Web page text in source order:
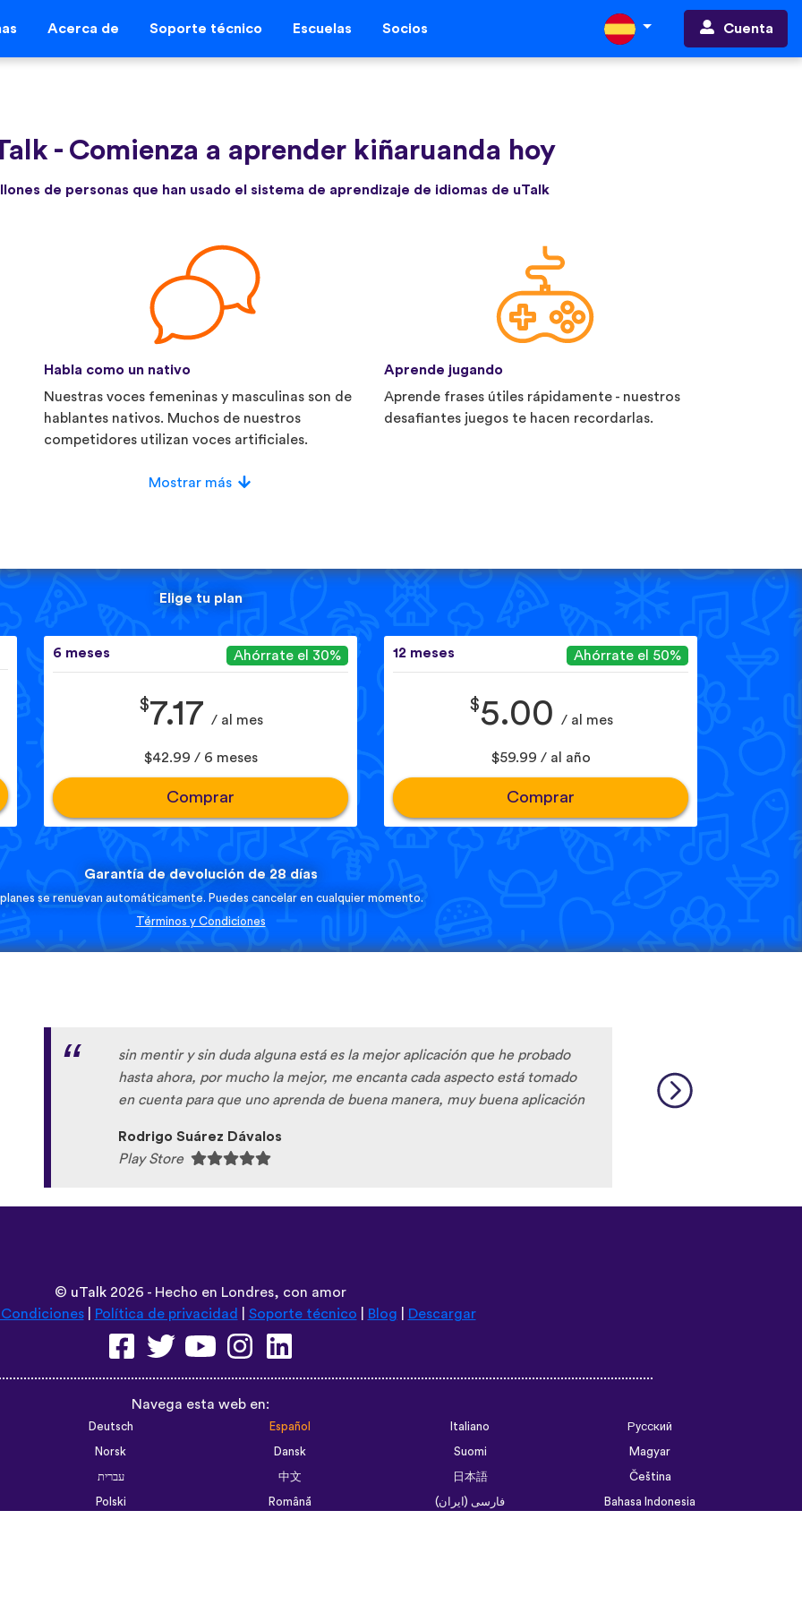
Acerca de Soporte técnico Escuelas Socios Cuenta
- Comienza a aprender kiñaruanda hoy
de personas que han usado el sistema de aprendizaje de idiomas de uTalk
Habla como un nativo
Nuestras voces femeninas y masculinas son de
hablantes nativos. Muchos de nuestros
competidores utilizan voces artificiales.
Aprende jugando
Aprende frases útiles rápidamente - nuestros
desafiantes juegos te hacen recordarlas.
Mostrar más
Elige tu plan
6 meses Ahórrate el 30%
$7.17 / al mes
$42.99 / 6 meses
Comprar
12 meses Ahórrate el 50%
$5.00 / al mes
$59.99 / al año
Comprar
Garantía de devolución de 28 días
se renuevan automáticamente. Puedes cancelar en cualquier momento.
Términos y Condiciones
sin mentir y sin duda alguna está es la mejor aplicación que he probado
hasta ahora, por mucho la mejor, me encanta cada aspecto está tomado
en cuenta para que uno aprenda de buena manera, muy buena aplicación
Rodrigo Suárez Dávalos
Play Store
© uTalk 2026 - Hecho en Londres, con amor
| Política de privacidad Soporte técnico Blog Descargar
Navega esta web en:
Deutsch Español Italiano
Русский
Norsk
Dansk Suomi
Magyar
עברית
中文 日本語
Čeština
Polski
Română فارسی (ایران)
Bahasa Indonesia